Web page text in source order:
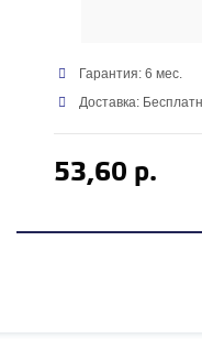
Гарантия: 6 мес.
Доставка:
53,60 р.